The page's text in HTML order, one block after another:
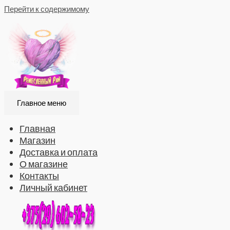
Перейти к содержимому
Главное меню
Главная
Магазин
Доставка и оплата
О магазине
Контакты
Личный кабинет